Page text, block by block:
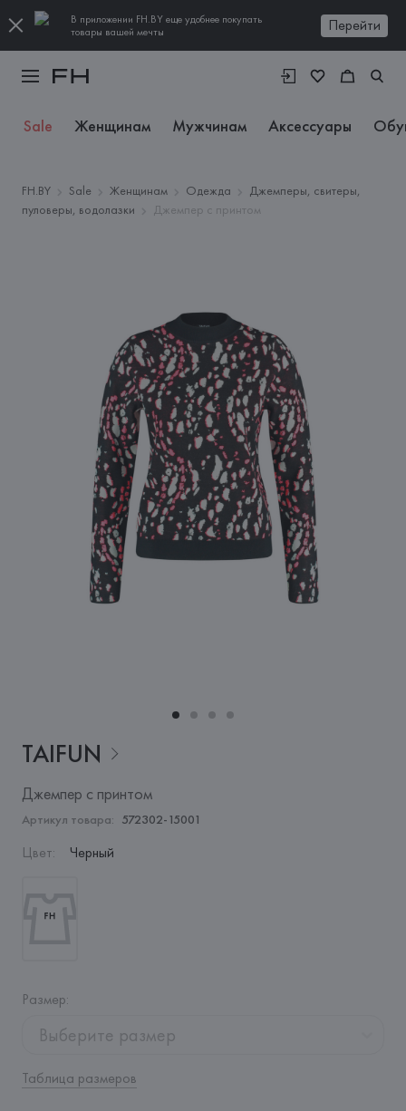
В приложении FH.BY еще удобнее покупать
товары вашей мечты
Перейти
Sale Женщинам Мужчинам Аксессуары
FH.BY Sale Женщинам Одежда
Джемперы, свитеры,
пуловеры, водолазки
Джемпер с принтом
TAIFUN
Джемпер с принтом
Артикул товара: 572302-15001
Цвет: Черный
Размер:
Выберите размер
Таблица размеров